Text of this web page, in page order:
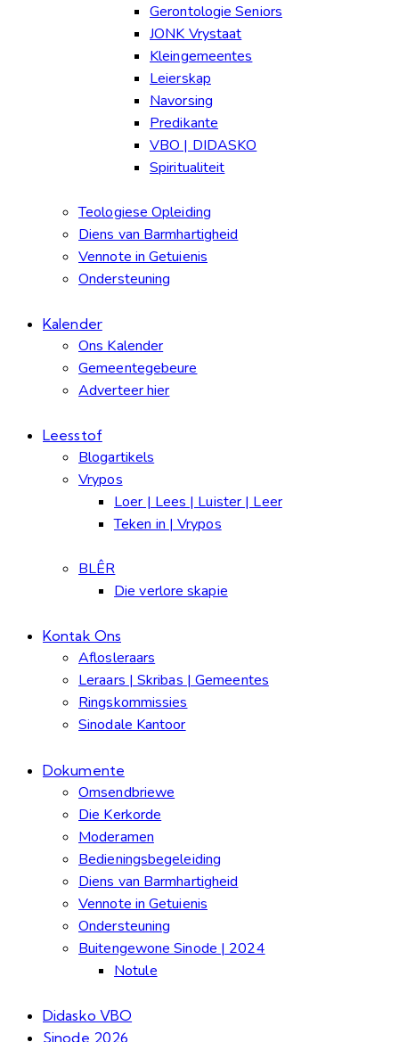
Gerontologie Seniors
JONK Vrystaat
Kleingemeentes
Leierskap
Navorsing
Predikante
VBO | DIDASKO
Spiritualiteit
Teologiese Opleiding
Diens van Barmhartigheid
Vennote in Getuienis
Ondersteuning
Kalender
Ons Kalender
Gemeentegebeure
Adverteer hier
Leesstof
Blogartikels
Vrypos
Loer | Lees | Luister | Leer
Teken in | Vrypos
BLÊR
Die verlore skapie
Kontak Ons
Aflosleraars
Leraars | Skribas | Gemeentes
Ringskommissies
Sinodale Kantoor
Dokumente
Omsendbriewe
Die Kerkorde
Moderamen
Bedieningsbegeleiding
Diens van Barmhartigheid
Vennote in Getuienis
Ondersteuning
Buitengewone Sinode | 2024
Notule
Didasko VBO
Sinode 2026